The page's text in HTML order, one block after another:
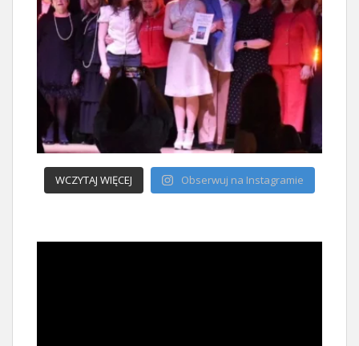
WCZYTAJ WIĘCEJ Obserwuj na Instagramie